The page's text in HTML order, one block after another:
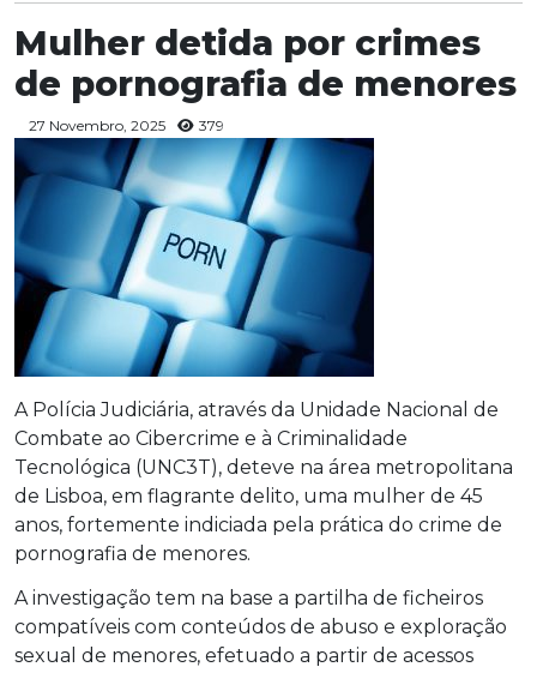
Mulher detida por crimes
de pornografia de menores
27 Novembro, 2025 379
A Polícia Judiciária, através da Unidade Nacional de
Combate ao Cibercrime e à Criminalidade
Tecnológica (UNC3T), deteve na área metropolitana
de Lisboa, em flagrante delito, uma mulher de 45
anos, fortemente indiciada pela prática do crime de
pornografia de menores.
A investigação tem na base a partilha de ficheiros
compatíveis com conteúdos de abuso e exploração
sexual de menores, efetuado a partir de acessos